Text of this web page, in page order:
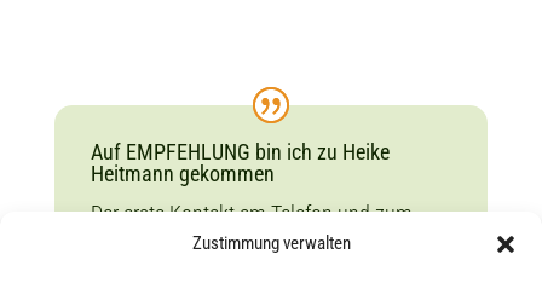
Zustimmung verwalten
Auf EMPFEHLUNG bin ich zu Heike
Heitmann gekommen
Der erste Kontakt am Telefon und zum
Termin war sehr herzlich und freundlich.